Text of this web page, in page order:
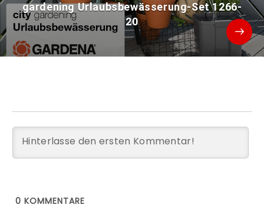
gardening Urlaubsbewässerung-Set 1266-
20
0 KOMMENTARE